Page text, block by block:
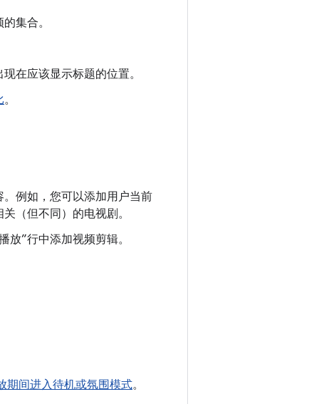
集合。
在应该显示标题的位置。
。
例如，您可以添加用户当前
（但不同）的电视剧。
”行中添加视频剪辑。
期间进入待机或氛围模式。